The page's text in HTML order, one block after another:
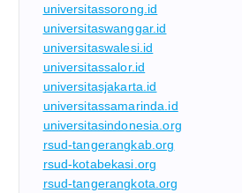
universitassorong.id
universitaswanggar.id
universitaswalesi.id
universitassalor.id
universitasjakarta.id
universitassamarinda.id
universitasindonesia.org
rsud-tangerangkab.org
rsud-kotabekasi.org
rsud-tangerangkota.org